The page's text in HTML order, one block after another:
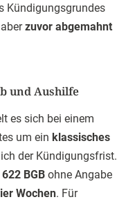
Kündigungsgrundes
zuvor abgemahnt
und Aushilfe
es sich bei einem
um ein klassisches
der Kündigungsfrist.
BGB ohne Angabe
Wochen. Für